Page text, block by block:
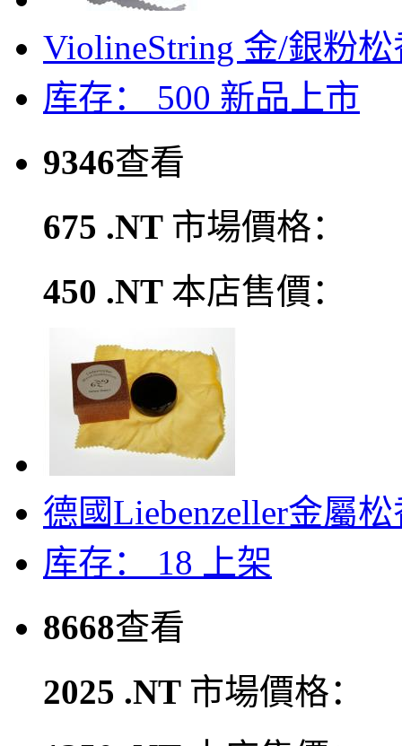
ViolineString 金/銀粉松
库存： 500 新品上市
9346查看
675 .NT 市場價格：
450 .NT 本店售價：
德國Liebenzeller金屬
库存： 18
上架
8668查看
2025 .NT 市場價格：